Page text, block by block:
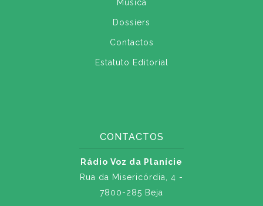
Música
Dossiers
Contactos
Estatuto Editorial
CONTACTOS
Rádio Voz da Planície
Rua da Misericórdia, 4 -
7800-285 Beja